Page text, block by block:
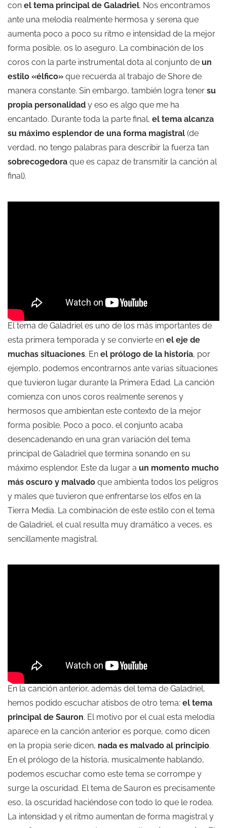
con el tema principal de Galadriel. Nos encontramos
ante una melodía realmente hermosa y serena que
aumenta poco a poco su ritmo e intensidad de la mejor
forma posible, os lo aseguro. La combinación de los
coros con la parte instrumental dota al conjunto de un
estilo «élfico» que recuerda al trabajo de Shore de
manera constante. Sin embargo, también logra tener su
propia personalidad y eso es algo que me ha
encantado. Durante toda la parte final, el tema alcanza
su máximo esplendor de una forma magistral (de
verdad, no tengo palabras para describir la fuerza tan
sobrecogedora que es capaz de transmitir la canción al
final).
El tema de Galadriel es uno de los más importantes de
esta primera temporada y se convierte en el eje de
muchas situaciones. En el prólogo de la historia, por
ejemplo, podemos encontrarnos ante varias situaciones
que tuvieron lugar durante la Primera Edad. La canción
comienza con unos coros realmente serenos y
hermosos que ambientan este contexto de la mejor
forma posible. Poco a poco, el conjunto acaba
desencadenando en una gran variación del tema
principal de Galadriel que termina sonando en su
máximo esplendor. Este da lugar a un momento mucho
más oscuro y malvado que ambienta todos los peligros
y males que tuvieron que enfrentarse los elfos en la
Tierra Media. La combinación de este estilo con el tema
de Galadriel, el cual resulta muy dramático a veces, es
sencillamente magistral.
En la canción anterior, además del tema de Galadriel,
hemos podido escuchar atisbos de otro tema: el tema
principal de Sauron. El motivo por el cual esta melodía
aparece en la canción anterior es porque, como dicen
en la propia serie dicen, nada es malvado al principio.
En el prólogo de la historia, musicalmente hablando,
podemos escuchar como este tema se corrompe y
surge la oscuridad. El tema de Sauron es precisamente
eso, la oscuridad haciéndose con todo lo que le rodea.
La intensidad y el ritmo aumentan de forma magistral y